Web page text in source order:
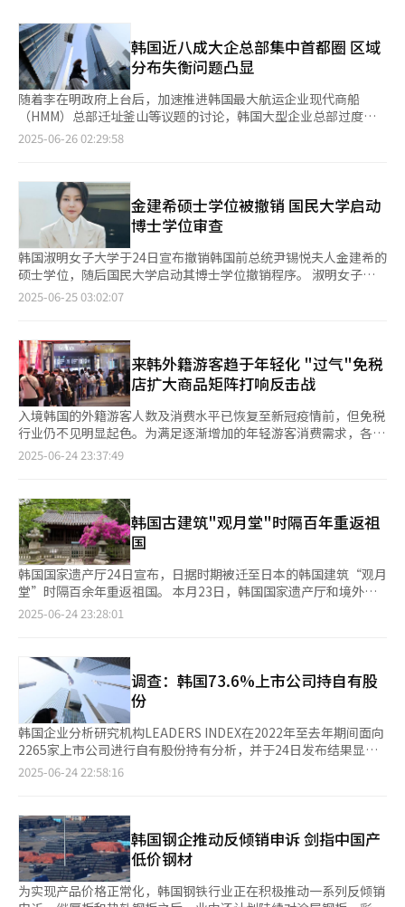
韩国近八成大企总部集中首都圈 区域
分布失衡问题凸显
随着李在明政府上台后，加速推进韩国最大航运企业现代商船
（HMM）总部迁址釜山等议题的讨论，韩国大型企业总部过度集
中于首都圈的结构性问题再度引发社会广泛关注。 企业数据研究
和京畿道等首都圈地区，而世宗市、忠清北道、全罗北道、江原道
和济州道等地区的企业总部数量则屈指可数。 报告显示，共284家
（56.8%）企业总部设于首尔，其次是仁川和京畿道共101家
（20.2%），釜山、蔚山和庆南46家（9.2%），大邱和庆北23家
（4.6%），大田和忠南21家（4.2%），光州和全南14家
（2.8%）。忠北仅4家（0.8%），济州3家（0.6%），全北2家
（0.4%），世宗和江原各仅1家（0.2%）。按地区来看，500强企
业中385家聚集于首都圈，占比高达77%。 首尔地区聚集了现代汽
行、LG化学等龙头企业。三星电子、SK海力士、三星显示、三星
SDI、三星重工业、KT、Naver等则集中于京畿道。现代制铁、韩
国GM、SK仁川石化、三星生物制药、HD现代英特科位于仁川等。
在首尔市内，中区企业总部最多，共65家（22.9%），其次是江南
区46家（16.2%）、钟路区42家（14.8%）、永登浦区40家
（14.1%）、瑞草区25家（8.8%），位列前五。从行业来看，流
通业最多，共33家（11.6%），其次是保险业28家（9.9%）、石
化、建筑及建材、服务业各22家（7.7%）、证券业20家
等。 总部位于仁川和京畿道的101家企业中，有26家（25.7%）位
于城南市，龙仁和华城各9家（8.9%）、水原和安养各7家
（6.9%）、平泽4家（4%）等。 釜山、蔚山、庆南地区共有46家
企业总部，代表性企业包括韩国南部电力、釜山银行、雷诺韩国等
位于釜山；HD现代重工、LS MnM、韩国东西电力、HD现代尾
浦、韩国石油公社等位于蔚山；斗山能源、韩华航空宇宙、韩华海
洋等位于庆南。大邱和庆北地区则有23家企业设总部，韩国燃气公
社、IM银行、L&F、德威航空、大同等位于大邱；浦项制铁、韩国
多设在首尔以外地区。500强企业中的22家公企中，有17家设于非
首都圈。 CEO Score指出，企业总部所在地可为地方政府带来可观
的税收收入、就业机会及经济活力。当前韩国面临的地方经济衰退
问题已上升为国家性重大课题，此次调查结果显示出大企总部过度
集中于首都圈所导致的地区发展失衡现象。未来如何通过政策引导
优化企业区域布局，实现全国经济均衡发展，将成为韩国政府面临
的重要政策课题。
2025-06-26 02:29:58
金建希硕士学位被撤销 国民大学启动
博士学位审查
韩国淑明女子大学于24日宣布撤销韩国前总统尹锡悦夫人金建希的
硕士学位，随后国民大学启动其博士学位撤销程序。 淑明女子大
学表示，教育研究生院学位委员会于本月23日召开会议，基于研究
学位。 该论文此前因受民主校友会及部分教授的抄袭指控后，淑
明女子大学于2022年2月成立研真委并启动预备调查，同年12月展
开正式论文核查工作。然而，研真委数次延长调查期限且未对外界
公布调查结果，引发民主校友会等有关人士的批评，指其“拖延调
查”、“缺乏透明”。 直至今年逐步启动对前总统尹锡悦的弹劾
程序后，学校方面才向当事人金建希与举报方民主校友会通报了论
文抄袭调查结果。据悉，金建希并未就该撤销通知提出异议。因
此，为实现本次金建希的学位撤销，淑明女大修订了“可追溯撤销
动金建希博士学位撤销相关程序。根据《高等教育法》规定，博士
学位的入学资格需具备硕士学位，一旦硕士学位被撤销，则不再具
备相应资格。 据悉，国民大学将通过获取当事人的同意、向淑明
女子大学发送公文确认硕士学位撤销事实、向相关机构申请信息公
开并要求进行事实核查等方式推进博士学位撤销程序。同时，学校
还将组建技术设计专门研究生院运营委员会，正式受理博士学位撤
销议案，并提交至校研究生院委员会进行审议表决。 金建希于
2008年在国民大学技术设计专门研究生院提交了《利用虚拟人物
获得博士学位。
2025-06-25 03:02:07
来韩外籍游客趋于年轻化 "过气"免税
店扩大商品矩阵打响反击战
入境韩国的外籍游客人数及消费水平已恢复至新冠疫情前，但免税
行业仍不见明显起色。为满足逐渐增加的年轻游客消费需求，各免
税店积极引进能够令年轻消费者打开钱包的商品。 据韩国文化观
高水平。本国游客休闲消费指数为110.6，同比下降5.1%。 游客休
闲消费指数通过对信用卡支付数据进行分析，衡量游客在旅游休闲
领域的消费状况。这说明与新冠疫情暴发的2019年相比，外籍游
客在韩国消费规模翻一番。 韩国旅游数据实验室提供的数据显
示，今年5月外籍游客消费总额达3.6062万亿韩元（约合人民币
190亿元），同比增长9.9%，本国游客消费同比下降4.1%。法务
部出入境统计显示，4月访韩外籍游客人数总计170.7113万人次，
同比增长16.7%，新冠疫情后首次突破170万人次大关。 尽管外籍
看，免税店休闲消费指数为71.5，同比下滑8.9%，在旅游行业12
个领域中仅高于旅行社（44.2），自2020年后已连续5年未能恢复
至基准线（100）。这反映出外籍游客趋于年轻化趋势下，免税店
已跌出韩国旅游打卡清单。深受年轻游客青睐的欧利芙洋（Olive
Young）和大创（Daiso）今年第一季度销售额节节攀升，接连创
下历史新高。 韩国旅游数据实验室提供的数据显示，今年4月，39
岁以下外籍游客共计87.9万人次，已超过40岁以上游客（70.9万人
次）。主力游客年龄日趋降低，免税店也开始尝试开发吸引年轻消
爆款“VENUMENT”钥匙扣造型的润唇膏，该品牌以社交网络为
平台吸引大批中日游客的喜爱，位于首尔汉南洞的旗舰店接待游客
中，日本顾客占比超四成。 乐天免税店上月在乐天大厦店举
行“宝可梦小镇”（Pokémon Town）快闪活动，现代免税店则
与网红展开合作，举行团购促销。 业内人士指出，过去免税店主
攻烟酒、化妆品等商品，现在则更加倾向于引进兼具颜值与趣味的
2025-06-24 23:37:49
韩国古建筑"观月堂"时隔百年重返祖
国
韩国国家遗产厅24日宣布，日据时期被迁至日本的韩国建筑“观月
堂”时隔百余年重返祖国。 本月23日，韩国国家遗产厅和境外文
物管理机构国外所在文化遗产财团两家机构与位于日本镰仓市的寺
材陆续运至韩国。 据考证，观月堂建于18至19世纪，推测曾是朝
鲜王朝的祠堂建筑，可能位于景福宫一带，但具体位置及用途仍有
待研究。日据时期，朝鲜王朝以观月堂为抵押从朝鲜殖产银行贷
款，后因银行财政困难，被转让给日本企业家杉野喜精。1942
年，杉野将其捐赠给高德院，并迁至东京自宅，随后又移至镰仓，
成为供奉佛像的场所。 韩国方面于2010年就尝试推动观月堂回
归，由大韩佛教曹溪宗与日韩佛教交流协会协商，但未能实现。
2019年，韩国国家遗产厅与国外所在文化遗产财团重启谈判，经
首次完整收回流失海外的传统建筑，具有重要的文化意义。韩国政
府计划对其进行修复和研究，以进一步揭示其历史背景。国家遗产
厅方面表示，这座历经沧桑的建筑或将在故土重新展现其原始风
貌，成为韩国文化遗产保护的重要案例。
2025-06-24 23:28:01
调查：韩国73.6%上市公司持自有股
份
韩国企业分析研究机构LEADERS INDEX在2022年至去年期间面向
2265家上市公司进行自有股份持有分析，并于24日发布结果显
示，截至去年年底，共有1666家公司持有自有股份，占比达
出。资产规模排名前50位的大型企业集团旗下64家核心子公司
中，有62家持有自有股份，占比高达96.9% 62家核心子公司的自
有股份平均持股比例为4.7%，明显高于所有上市公司3.3%的平均
水平。截至去年年底，核心子公司所持有的自有股份总市值为
34.9658万亿韩元（约合人民币1835亿元），占全部上市公司自有
2025-06-24 22:58:16
韩国钢企推动反倾销申诉 剑指中国产
低价钢材
为实现产品价格正常化，韩国钢铁行业正在积极推动一系列反倾销